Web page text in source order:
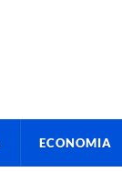
ECONOMIA